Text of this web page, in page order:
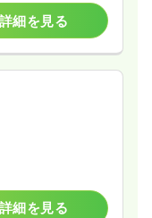
詳細を見る
詳細を見る